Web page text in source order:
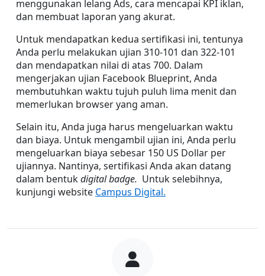
menggunakan lelang Ads, cara mencapai KPI iklan,
dan membuat laporan yang akurat.
Untuk mendapatkan kedua sertifikasi ini, tentunya
Anda perlu melakukan ujian 310-101 dan 322-101
dan mendapatkan nilai di atas 700. Dalam
mengerjakan ujian Facebook Blueprint, Anda
membutuhkan waktu tujuh puluh lima menit dan
memerlukan browser yang aman.
Selain itu, Anda juga harus mengeluarkan waktu
dan biaya. Untuk mengambil ujian ini, Anda perlu
mengeluarkan biaya sebesar 150 US Dollar per
ujiannya. Nantinya, sertifikasi Anda akan datang
dalam bentuk digital badge. Untuk selebihnya,
kunjungi website Campus Digital.